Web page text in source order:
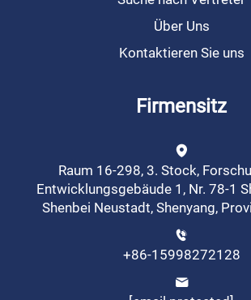
Über Uns
Kontaktieren Sie uns
Firmensitz
Raum 16-298, 3. Stock,
Entwicklungsgebäude 1, Nr. 78-1
Shenbei Neustadt, Shenyang,
+86-15998272128